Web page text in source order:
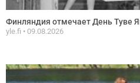
Финляндия отмечает День Туве
yle.fi 09.08.2026